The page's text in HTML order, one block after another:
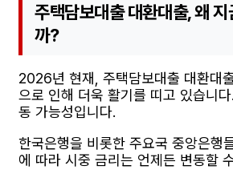
주택담보대출 대환대출, 왜
까?
2026년 현재, 주택담보대출 대환대
으로 인해 더욱 활기를 띠고 있습니
동 가능성입니다.
한국은행을 비롯한 주요국 중앙은행
에 따라 시중 금리는 언제든 변동할